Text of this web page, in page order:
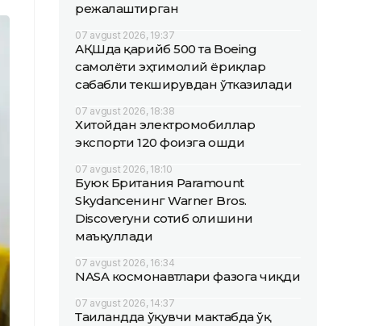
режалаштирган
07 avgust 2026, 19:37
АҚШда қарийб 500 та Boeing
самолёти эҳтимолий ёриқлар
сабабли текширувдан ўтказилади
07 avgust 2026, 18:38
Хитойдан электромобиллар
экспорти 120 фоизга ошди
07 avgust 2026, 18:10
Буюк Британия Paramount
Skydanceнинг Warner Bros.
Discoveryни сотиб олишини
маъқуллади
07 avgust 2026, 16:34
NASA космонавтлари фазога чиқди
07 avgust 2026, 14:37
Таиландда ўқувчи мактабда ўқ